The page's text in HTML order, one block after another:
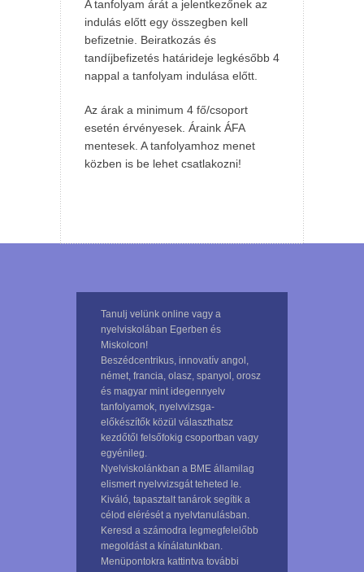
A tanfolyam árát a jelentkezőnek az
indulás előtt egy összegben kell
befizetnie. Beiratkozás és
tandíjbefizetés határideje legkésőbb 4
nappal a tanfolyam indulása előtt.
Az árak a minimum 4 fő/csoport
esetén érvényesek. Áraink ÁFA
mentesek. A tanfolyamhoz menet
közben is be lehet csatlakozni!
Tanulj velünk online vagy a
nyelviskolában Egerben és
Miskolcon!
Beszédcentrikus, innovatív angol,
német, francia, olasz, spanyol, orosz
és magyar mint idegennyelv
tanfolyamok, nyelvvizsga-
előkészítők közül választhatsz
kezdőtől felsőfokig csoportban vagy
egyénileg.
Nyelviskolánkban a BME államilag
elismert nyelvvizsgát teheted le.
Kiváló, tapasztalt tanárok segítik a
célod elérését a nyelvtanulásban.
Keresd a számodra legmegfelelőbb
megoldást a kínálatunkban.
Menüpontokra kattintva további